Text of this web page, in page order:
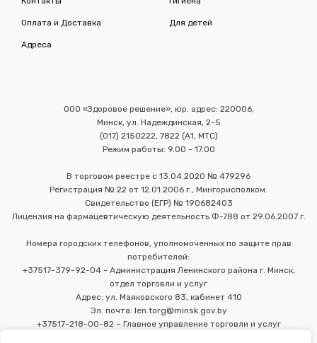
Оплата и Доставка
Адреса
Для детей
ООО «Здоровое решение», юр. адрес: 220006,
Минск, ул. Надеждинская, 2-5
(017) 2150222, 7822 (А1, МТС)
Режим работы: 9.00 - 17.00
В торговом реестре с 13.04.2020 № 479296
Регистрация № 22 от 12.01.2006 г., Мингорисполком.
Свидетельство (ЕГР) № 190682403
Лицензия на фармацевтическую деятельность Ф-788 от 29.06.2007 г.
Номера городских телефонов, уполномоченных по защите прав
потребителей:
+37517-379-92-04 - Администрация Ленинского района г. Минск,
отдел торговли и услуг
Адрес: ул. Маяковского 83, кабинет 410
Эл. почта: len.torg@minsk.gov.by
+37517-218-00-82 – Главное управление торговли и услуг